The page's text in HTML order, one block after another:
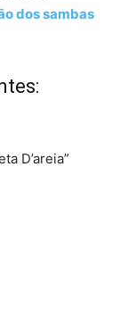
dos sambas
D’areia”